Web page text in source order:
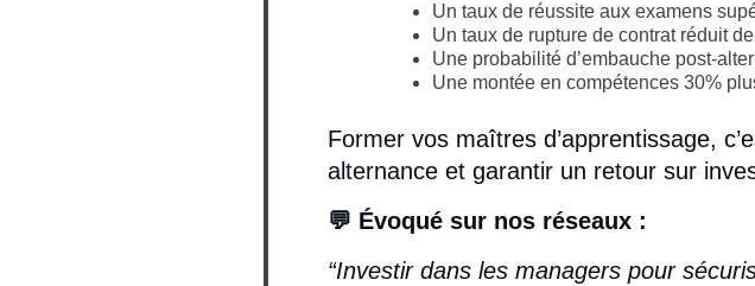
Un taux de réussite aux examens
Un taux de rupture de contrat réduit
Une probabilité d’embauche post-
Une montée en compétences 30%
Former vos maîtres d’apprentissage,
alternance et garantir un retour sur
💬 Évoqué sur nos réseaux :
“Investir dans les managers pour